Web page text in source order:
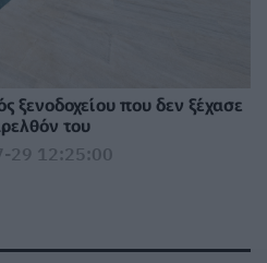
ξενοδοχείου που δεν ξέχασε
του
29 12:25:00